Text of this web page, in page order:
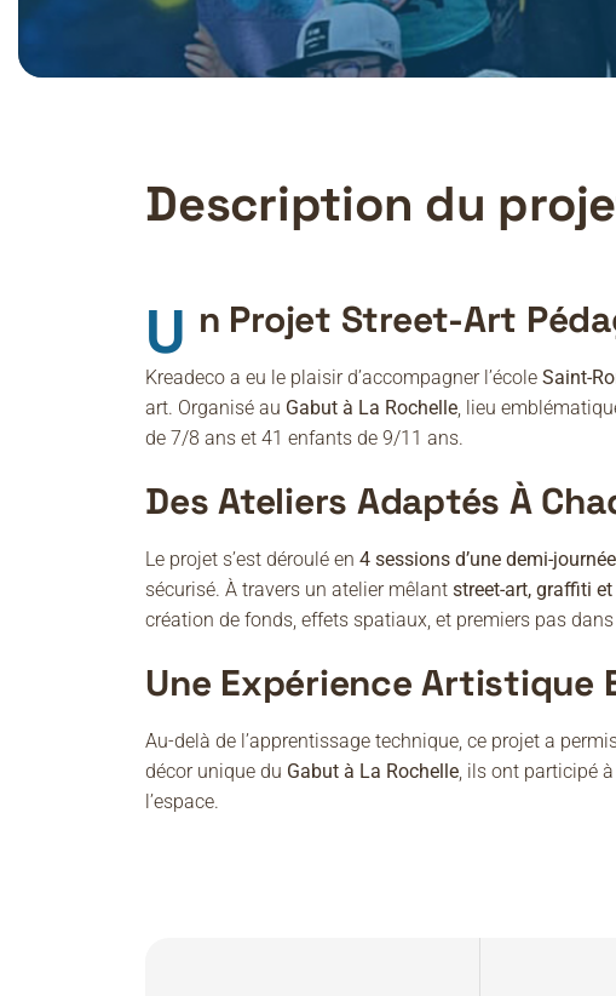
Description du
Un Projet Street-Art
Kreadeco a eu le plaisir d’accompagner l’école Saint-
art. Organisé au Gabut à La Rochelle, lieu
de 7/8 ans et 41 enfants de 9/11 ans.
Des Ateliers Adaptés À
Le projet s’est déroulé en 4 sessions d’une demi-
sécurisé. À travers un atelier mêlant street-art, graffiti
création de fonds, effets spatiaux, et premiers pas
Une Expérience Artistique
Au-delà de l’apprentissage technique, ce projet a
décor unique du Gabut à La Rochelle, ils ont participé
l’espace.